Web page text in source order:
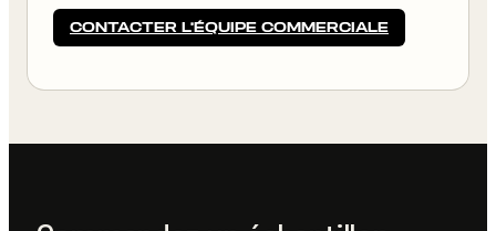
CONTACTER L’ÉQUIPE COMMERCIALE